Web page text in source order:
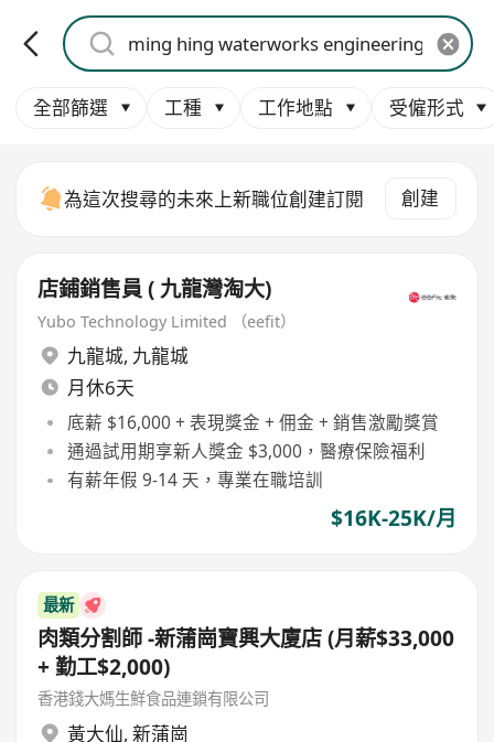
全部篩選 工種 工作地點 受僱形式
為這次搜尋的未來上新職位創建訂閱 創建
店鋪銷售員 ( 九龍灣淘大)
Yubo Technology Limited （eefit）
九龍城, 九龍城
月休6天
底薪 $16,000 + 表現獎金 + 佣金 + 銷售激勵獎賞
通過試用期享新人獎金 $3,000，醫療保險福利
有薪年假 9-14 天，專業在職培訓
$16K-25K/月
最新
肉類分割師 -新蒲崗寶興大廈店 (月薪$33,000
+ 勤工$2,000)
香港錢大媽生鮮食品連鎖有限公司
黃大仙, 新蒲崗